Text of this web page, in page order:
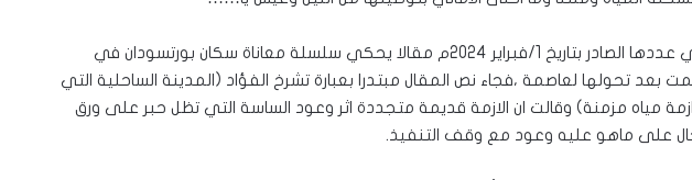
اوردت صحيفة الشرق الأوسط في عددها الصادر بتاريخ 1/فبراير 2024م مقالا يحكي سلسلة معاناة سكان بورتسودان في
بعد تحولها لعاصمة ،فجاء نص المقال مبتدرا بعبارة تشرخ الفؤاد (المدينة الساحلية التي
مياه مزمنة) وقالت ان الازمة قديمة متجددة اثر وعود الساسة التي تظل حبر على ورق
على ماهو عليه وعود مع وقف التنفيذ.